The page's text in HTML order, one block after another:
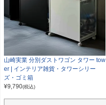
山崎実業 分別ダストワゴン タワー tow
er | インテリア雑貨・タワーシリー
ズ・ゴミ箱
¥9,790(税込)